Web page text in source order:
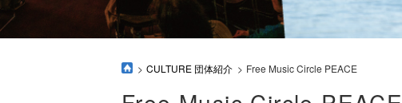
CULTURE 団体紹介 Free Music Circle PEACE